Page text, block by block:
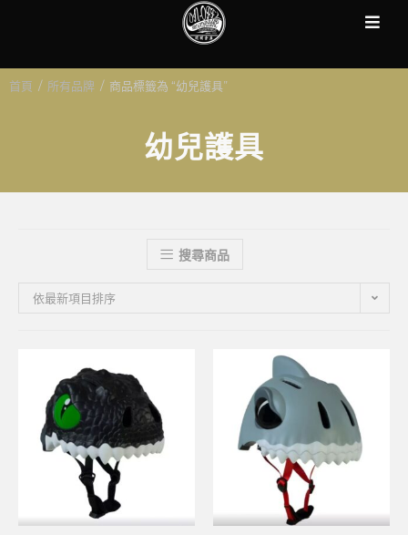
首頁 / 所有品牌 / 商品標籤為 “幼兒護具”
幼兒護具
搜尋商品
依最新項目排序